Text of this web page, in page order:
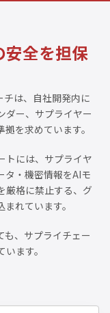
安全を担保
は、自社開発内に
ダー、サプライヤー
を求めています。
トには、サプライヤ
タ・機密情報をAIモ
厳格に禁止する、グ
れています。
も、サプライチェー
ます。